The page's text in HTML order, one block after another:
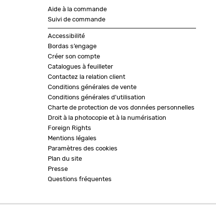
Aide à la commande
Suivi de commande
Accessibilité
Bordas s’engage
Créer son compte
Catalogues à feuilleter
Contactez la relation client
Conditions générales de vente
Conditions générales d'utilisation
Charte de protection de vos données personnelles
Droit à la photocopie et à la numérisation
Foreign Rights
Mentions légales
Paramètres des cookies
Plan du site
Presse
Questions fréquentes